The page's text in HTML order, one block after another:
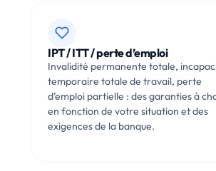
IPT / ITT / perte d’emploi
Invalidité permanente totale,
temporaire totale de travail, perte
d’emploi partielle : des garanties à
en fonction de votre situation et des
exigences de la banque.